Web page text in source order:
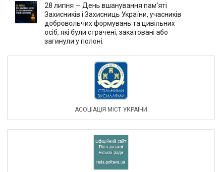
28 липня — День вшанування пам’яті
Захисників і Захисниць України, учасників
добровольчих формувань та цивільних
осіб, які були страчені, закатовані або
загинули у полоні.
АСОЦIАЦIЯ МIСТ УКРАЇНИ